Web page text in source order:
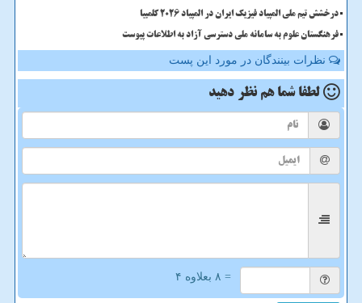
درخشش تیم ملی المپیاد فیزیک ایران در المپیاد 2026 کلمبیا
فرهنگستان علوم به سامانه ملی دسترسی آزاد به اطلاعات پیوست
نظرات بینندگان در مورد این پست
لطفا شما هم نظر دهید
= ۸ بعلاوه ۴